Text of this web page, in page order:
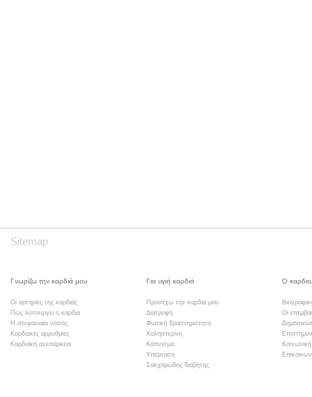
Sitemap
Γνωρίζω την καρδιά μου
Οι αρτηρίες της καρδιάς
Πώς λειτουργεί η καρδιά
Η στεφανιαία νόσος
Καρδιακές αρρυθμίες
Καρδιακή ανεπάρκεια
Για υγιή καρδιά
Προσέχω την καρδιά μου
Διατροφή
Φυσική δραστηριότητα
Χοληστερίνη
Κάπνισμα
Υπέρταση
Σακχαρώδης διαβήτης
Ο
Οι